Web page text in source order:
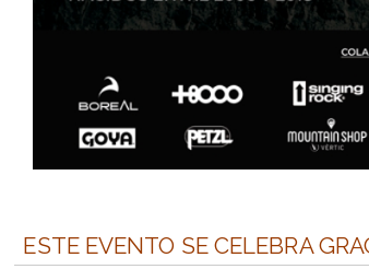
ESTE EVENTO SE CELEBRA